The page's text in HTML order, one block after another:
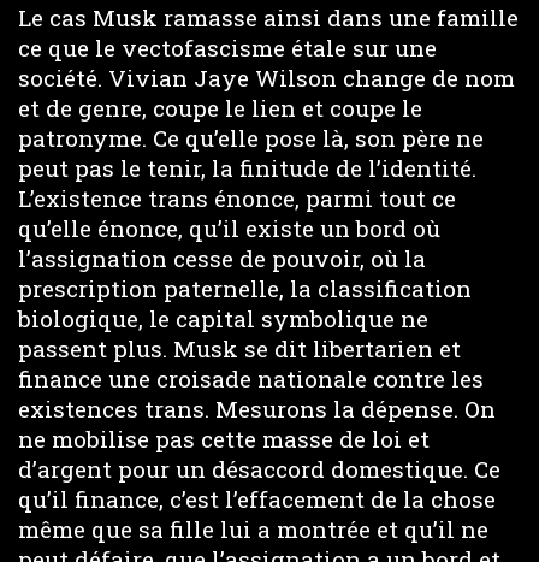
Le cas Musk ramasse ainsi dans une famille
ce que le vectofascisme étale sur une
société. Vivian Jaye Wilson change de nom
et de genre, coupe le lien et coupe le
patronyme. Ce qu’elle pose là, son père ne
peut pas le tenir, la finitude de l’identité.
L’existence trans énonce, parmi tout ce
qu’elle énonce, qu’il existe un bord où
l’assignation cesse de pouvoir, où la
prescription paternelle, la classification
biologique, le capital symbolique ne
passent plus. Musk se dit libertarien et
finance une croisade nationale contre les
existences trans. Mesurons la dépense. On
ne mobilise pas cette masse de loi et
d’argent pour un désaccord domestique. Ce
qu’il finance, c’est l’effacement de la chose
même que sa fille lui a montrée et qu’il ne